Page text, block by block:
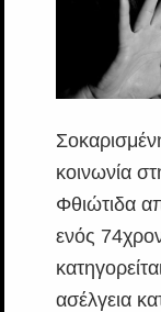
κοινωνία
Φθιώτιδα
ενός
ασέλγεια